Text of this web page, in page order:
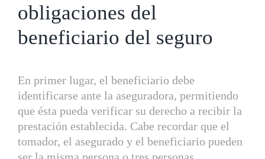
obligaciones del
beneficiario del seguro
En primer lugar, el beneficiario debe
identificarse ante la aseguradora, permitiendo
que ésta pueda verificar su derecho a recibir la
prestación establecida. Cabe recordar que el
tomador, el asegurado y el beneficiario pueden